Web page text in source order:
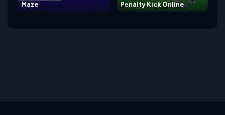
Maze Penalty Kick Online